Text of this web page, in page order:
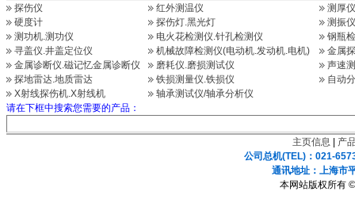
探伤仪
红外测温仪
测厚仪
硬度计
探伤灯.黑光灯
测振
测功机.测功仪
电火花检测仪.针孔检测仪
钢瓶
寻盖仪.井盖定位仪
机械故障检测仪(电动机.发动机.电机)
金属
金属诊断仪.磁记忆金属诊断仪
磨耗仪.磨损测试仪
声速
探地雷达.地质雷达
铁损测量仪.铁损仪
自动
X射线探伤机.X射线机
轴承测试仪/轴承分析仪
请在下框中搜索您需要的产品：
主页信息
产
公司总机(TEL)：021-
通讯地址：上海
本网站版权所有